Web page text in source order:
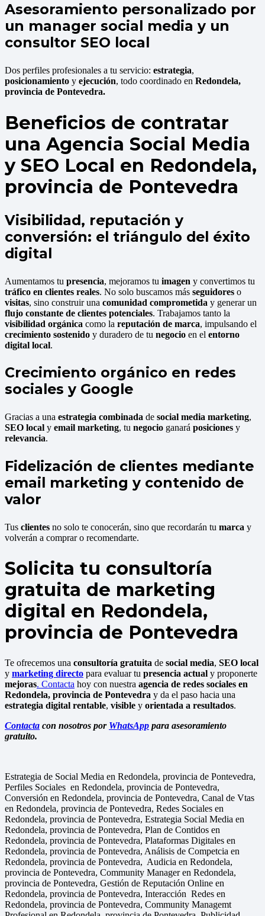
Asesoramiento personalizado por
un manager social media y un
consultor SEO local
Dos perfiles profesionales a tu servicio: estrategia,
posicionamiento y ejecución, todo coordinado en Redondela,
provincia de Pontevedra.
Beneficios de contratar
una Agencia Social Media
y SEO Local en Redondela,
provincia de Pontevedra
Visibilidad, reputación y
conversión: el triángulo del éxito
digital
Aumentamos tu presencia, mejoramos tu imagen y convertimos tu
tráfico en clientes reales. No solo buscamos más seguidores o
visitas, sino construir una comunidad comprometida y generar un
flujo constante de clientes potenciales. Trabajamos tanto la
visibilidad orgánica como la reputación de marca, impulsando el
crecimiento sostenido y duradero de tu negocio en el entorno
digital local.
Crecimiento orgánico en redes
sociales y Google
Gracias a una estrategia combinada de social media marketing,
SEO local y email marketing, tu negocio ganará posiciones y
relevancia.
Fidelización de clientes mediante
email marketing y contenido de
valor
Tus clientes no solo te conocerán, sino que recordarán tu marca y
volverán a comprar o recomendarte.
Solicita tu consultoría
gratuita de marketing
digital en Redondela,
provincia de Pontevedra
Te ofrecemos una consultoría gratuita de social media, SEO local
y marketing directo para evaluar tu presencia actual y proponerte
mejoras. Contacta hoy con nuestra agencia de redes sociales en
Redondela, provincia de Pontevedra y da el paso hacia una
estrategia digital rentable, visible y orientada a resultados.
Contacta con nosotros por WhatsApp para asesoramiento
gratuito.
Estrategia de Social Media en Redondela, provincia de Pontevedra,
Perfiles Sociales en Redondela, provincia de Pontevedra,
Conversión en Redondela, provincia de Pontevedra, Canal de Vtas
en Redondela, provincia de Pontevedra, Redes Sociales en
Redondela, provincia de Pontevedra, Estrategia Social Media en
Redondela, provincia de Pontevedra, Plan de Contidos en
Redondela, provincia de Pontevedra, Plataformas Digitales en
Redondela, provincia de Pontevedra, Análisis de Competcia en
Redondela, provincia de Pontevedra, Audicia en Redondela,
provincia de Pontevedra, Community Manager en Redondela,
provincia de Pontevedra, Gestión de Reputación Online en
Redondela, provincia de Pontevedra, Interacción Redes en
Redondela, provincia de Pontevedra, Community Managemt